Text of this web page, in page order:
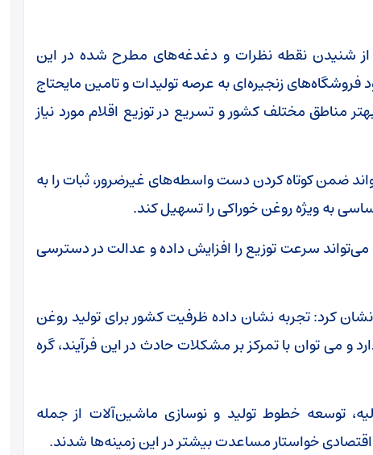
شنیدن نقطه نظرات و دغدغه‌های مطرح شده در این
فروشگاه‌های زنجیره‌ای به عرصه تولیدات و تامین مایحتاج
مناطق مختلف کشور و تسریع در توزیع اقلام مورد نیاز
ضمن کوتاه کردن دست واسطه‌های غیرضرور، ثبات را به
به ویژه روغن خوراکی را تسهیل کند.
سرعت توزیع را افزایش داده و عدالت در دسترسی
تجربه نشان داده ظرفیت کشور برای تولید روغن
و می توان با تمرکز بر مشکلات حادث در این فرآیند، گره
توسعه خطوط تولید و نوسازی ماشین‌آلات از جمله
خواستار مساعدت بیشتر در این زمینه‌ها شدند.